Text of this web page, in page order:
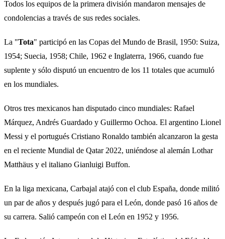
Todos los equipos de la primera división mandaron mensajes de
condolencias a través de sus redes sociales.
La "Tota" participó en las Copas del Mundo de Brasil, 1950: Suiza,
1954; Suecia, 1958; Chile, 1962 e Inglaterra, 1966, cuando fue
suplente y sólo disputó un encuentro de los 11 totales que acumuló
en los mundiales.
Otros tres mexicanos han disputado cinco mundiales: Rafael
Márquez, Andrés Guardado y Guillermo Ochoa. El argentino Lionel
Messi y el portugués Cristiano Ronaldo también alcanzaron la gesta
en el reciente Mundial de Qatar 2022, uniéndose al alemán Lothar
Matthäus y el italiano Gianluigi Buffon.
En la liga mexicana, Carbajal atajó con el club España, donde militó
un par de años y después jugó para el León, donde pasó 16 años de
su carrera. Salió campeón con el León en 1952 y 1956.